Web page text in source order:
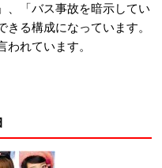
、「バス事故を暗示してい
る構成になっています。
れています。